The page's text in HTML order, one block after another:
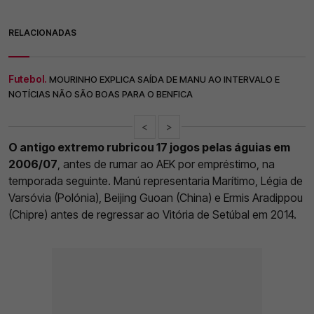
RELACIONADAS
Futebol. MOURINHO EXPLICA SAÍDA DE MANU AO INTERVALO E
NOTÍCIAS NÃO SÃO BOAS PARA O BENFICA
< >
O antigo extremo rubricou 17 jogos pelas águias em
2006/07 , antes de rumar ao AEK por empréstimo, na
temporada seguinte. Manú representaria Marítimo, Légia de
Varsóvia (Polónia), Beijing Guoan (China) e Ermis Aradippou
(Chipre) antes de regressar ao Vitória de Setúbal em 2014.